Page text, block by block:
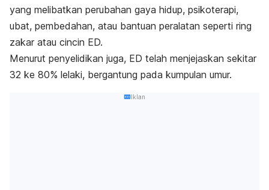
yang melibatkan perubahan gaya hidup, psikoterapi,
ubat, pembedahan, atau bantuan peralatan seperti ring
zakar atau cincin ED.
Menurut penyelidikan juga, ED telah menjejaskan sekitar
32 ke 80% lelaki, bergantung pada kumpulan umur.
Iklan